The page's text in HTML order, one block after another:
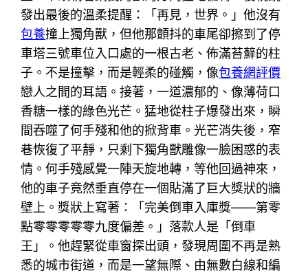
發出最後的溫柔提醒：「再見，世界。」他沒有
包養撞上獨角獸，但他那顫抖的車尾卻擦到了停
車塔三號車位入口處的一根古老、佈滿苔蘚的柱
子。不是撞擊，而是輕柔的碰觸，像包養網評價
戀人之間的耳語。接著，一道濃郁的、像薄荷口
香糖一樣的綠色光芒。猛地從柱子爆發出來，瞬
間吞噬了何手殘和他的掀背車。光芒消失後，窄
巷恢復了平靜，只剩下獨角獸雕像一臉困惑的表
情。何手殘感覺一陣天旋地轉，等他回過神來，
他的車子竟然垂直停在一個貼滿了巨大獎狀的牆
壁上。獎狀上寫著：「完美倒車入庫獎——第零
點零零零零零九度偏差。」落款人是「倒車
王」。他趕緊從車窗探出頭，發現周圍不再是熟
悉的城市街道，而是一望無際、由無數白線和編